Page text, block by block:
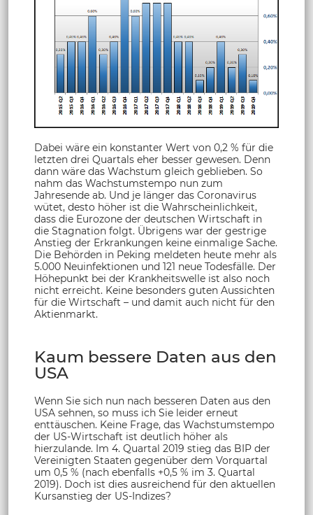
Dabei wäre ein konstanter Wert von 0,2 % für die
letzten drei Quartals eher besser gewesen. Denn
dann wäre das Wachstum gleich geblieben. So
nahm das Wachstumstempo nun zum
Jahresende ab. Und je länger das Coronavirus
wütet, desto höher ist die Wahrscheinlichkeit,
dass die Eurozone der deutschen Wirtschaft in
die Stagnation folgt. Übrigens war der gestrige
Anstieg der Erkrankungen keine einmalige Sache.
Die Behörden in Peking meldeten heute mehr als
5.000 Neuinfektionen und 121 neue Todesfälle. Der
Höhepunkt bei der Krankheitswelle ist also noch
nicht erreicht. Keine besonders guten Aussichten
für die Wirtschaft – und damit auch nicht für den
Aktienmarkt.
Kaum bessere Daten aus den
USA
Wenn Sie sich nun nach besseren Daten aus den
USA sehnen, so muss ich Sie leider erneut
enttäuschen. Keine Frage, das Wachstumstempo
der US-Wirtschaft ist deutlich höher als
hierzulande. Im 4. Quartal 2019 stieg das BIP der
Vereinigten Staaten gegenüber dem Vorquartal
um 0,5 % (nach ebenfalls +0,5 % im 3. Quartal
2019). Doch ist dies ausreichend für den aktuellen
Kursanstieg der US-Indizes?